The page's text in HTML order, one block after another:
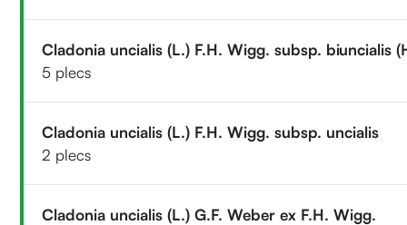
Cladonia uncialis (L.) F.H. Wigg. subsp. biuncialis
5 plecs
Cladonia uncialis (L.) F.H. Wigg. subsp. uncialis
2 plecs
Cladonia uncialis (L.) G.F. Weber ex F.H. Wigg.